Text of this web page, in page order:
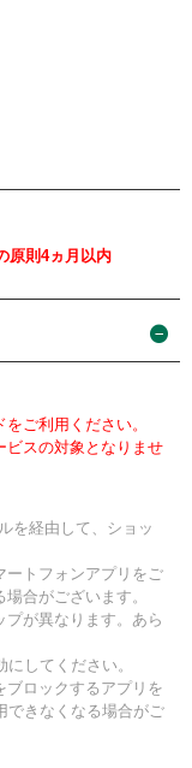
原則4ヵ月以内
ご利用ください。
ビスの対象となりませ
を経由して、ショッ
トフォンアプリをご
合がございます。
が異なります。あら
してください。
ロックするアプリを
できなくなる場合がご